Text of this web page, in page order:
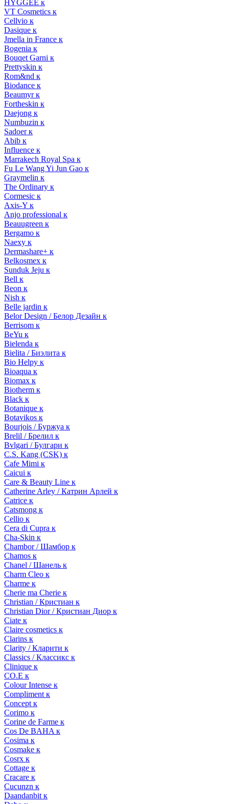
HYGGEE к
VT Cosmetics к
Cellvio к
Dasique к
Jmella in France к
Bogenia к
Bouqet Garni к
Prettyskin к
Rom&nd к
Biodance к
Beaumyr к
Fortheskin к
Daejong к
Numbuzin к
Sadoer к
Abib к
Influence к
Marrakech Royal Spa к
Fu Le Wang Yi Jun Gao к
Graymelin к
The Ordinary к
Cormesic к
Axis-Y к
Anjo professional к
Beauugreen к
Bergamo к
Naexy к
Dermashare+ к
Belkosmex к
Sunduk Jeju к
Bell к
Beon к
Nish к
Belle jardin к
Belor Design / Белор Дезайн к
Berrisom к
BeYu к
Bielenda к
Bielita / Биэлита к
Bio Helpy к
Bioaqua к
Biomax к
Biotherm к
Black к
Botanique к
Botavikos к
Bourjois / Буржуа к
Brelil / Брелил к
Bvlgari / Булгари к
C.S. Kang (CSK) к
Cafe Mimi к
Caicui к
Care & Beauty Line к
Catherine Arley / Катрин Арлей к
Catrice к
Catsmong к
Cellio к
Cera di Cupra к
Cha-Skin к
Chambor / Шамбор к
Chamos к
Chanel / Шанель к
Charm Cleo к
Charme к
Cherie ma Cherie к
Christian / Кристиан к
Christian Dior / Кристиан Диор к
Ciate к
Claire cosmetics к
Clarins к
Clarity / Кларити к
Classics / Классикс к
Clinique к
CO.E к
Colour Intense к
Compliment к
Concept к
Corimo к
Corine de Farme к
Cos De BAHA к
Cosima к
Cosmake к
Cosrx к
Cottage к
Cracare к
Cucunzn к
Daandanbit к